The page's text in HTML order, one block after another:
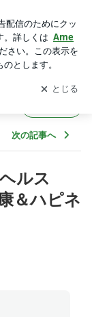
ブラブ～かけが
～
取りまし
開く
次の記事へ
ルス
＆ハピネ